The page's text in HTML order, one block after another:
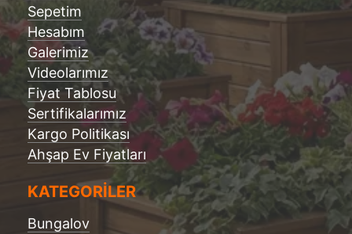
Sepetim
Hesabım
Galerimiz
Videolarımız
Fiyat Tablosu
Sertifikalarımız
Kargo Politikası
Ahşap Ev Fiyatları
KATEGORİLER
Bungalov